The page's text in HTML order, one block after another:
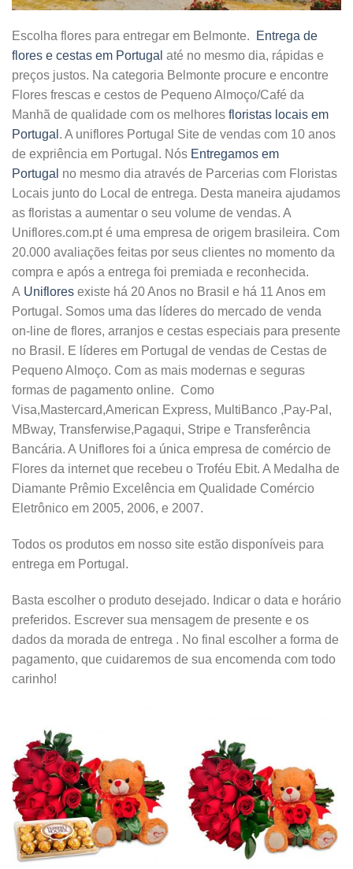
Escolha flores para entregar em Belmonte.
Entrega de
flores e cestas em Portugal até no mesmo dia, rápidas e
preços justos. Na categoria Belmonte procure e encontre
Flores frescas e cestos de Pequeno Almoço/Café da
Manhã de qualidade com os melhores floristas locais em
Portugal . A uniflores Portugal Site de vendas com 10 anos
de expriência em Portugal. Nós Entregamos em
Portugal no mesmo dia através de Parcerias com Floristas
Locais junto do Local de entrega. Desta maneira ajudamos
as floristas a aumentar o seu volume de vendas. A
Uniflores.com.pt é uma empresa de origem brasileira. Com
20.000 avaliações feitas por seus clientes no momento da
compra e após a entrega foi premiada e reconhecida.
A Uniflores existe há 20 Anos no Brasil e há 11 Anos em
Portugal. Somos uma das líderes do mercado de venda
on-line de flores, arranjos e cestas especiais para presente
no Brasil. E líderes em Portugal de vendas de Cestas de
Pequeno Almoço. Com as mais modernas e seguras
formas de pagamento online. Como
Visa,Mastercard,American Express, MultiBanco ,Pay-Pal,
MBway, Transferwise,Pagaqui, Stripe e Transferência
Bancária. A Uniflores foi a única empresa de comércio de
Flores da internet que recebeu o Troféu Ebit. A Medalha de
Diamante Prêmio Excelência em Qualidade Comércio
Eletrônico em 2005, 2006, e 2007.
Todos os produtos em nosso site estão disponíveis para
entrega em Portugal.
Basta escolher o produto desejado. Indicar o data e horário
preferidos. Escrever sua mensagem de presente e os
dados da morada de entrega . No final escolher a forma de
pagamento, que cuidaremos de sua encomenda com todo
carinho!